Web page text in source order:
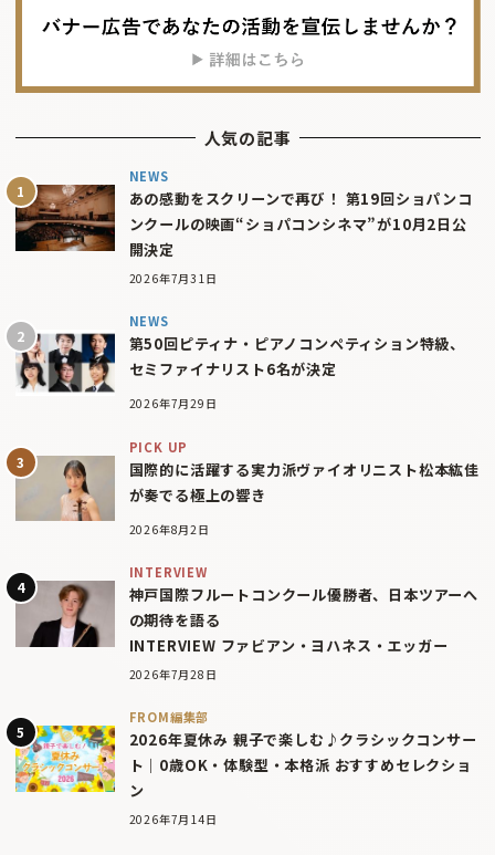
人気の記事
NEWS
あの感動をスクリーンで再び！ 第19回ショパンコ
ンクールの映画“ショパコンシネマ”が10月2日公
開決定
2026年7月31日
NEWS
第50回ピティナ・ピアノコンペティション特級、
セミファイナリスト6名が決定
2026年7月29日
PICK UP
国際的に活躍する実力派ヴァイオリニスト松本紘佳
が奏でる極上の響き
2026年8月2日
INTERVIEW
神戸国際フルートコンクール優勝者、日本ツアーへ
の期待を語る
INTERVIEW ファビアン・ヨハネス・エッガー
2026年7月28日
FROM編集部
2026年夏休み 親子で楽しむ♪クラシックコンサー
ト｜0歳OK・体験型・本格派 おすすめセレクショ
ン
2026年7月14日